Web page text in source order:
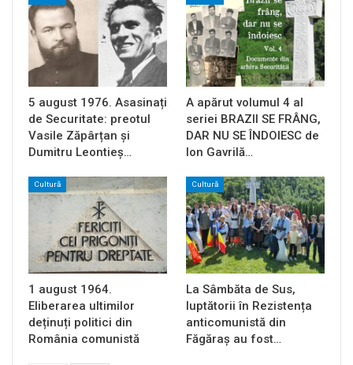
5 august 1976. Asasinați
de Securitate: preotul
Vasile Zăpârțan și
Dumitru Leontieș…
A apărut volumul 4 al
seriei BRAZII SE FRÂNG,
DAR NU SE ÎNDOIESC de
Ion Gavrilă…
Cultură
1 august 1964.
Eliberarea ultimilor
deținuți politici din
România comunistă
Cultură
La Sâmbăta de Sus,
luptătorii în Rezistența
anticomunistă din
Făgăraș au fost…